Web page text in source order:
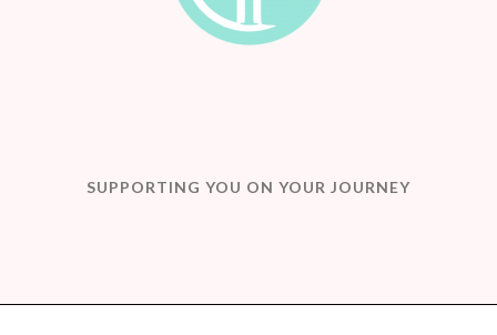
SUPPORTING YOU ON YOUR JOURNEY